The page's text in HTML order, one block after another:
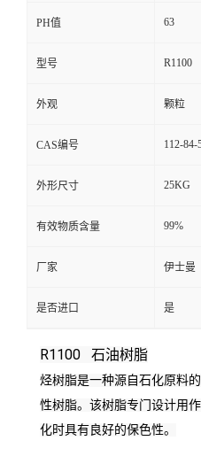
PH值 63
型号 R1100
外观 颗粒
CAS编号 112-84-
外形尺寸 25KG
有效物质含量 99%
厂家 伊士曼
是否进口 是
R1100 石油树脂
烃树脂是一种源自石化原料
性树脂。 该树脂专门设计用
化时具有良好的保色性。